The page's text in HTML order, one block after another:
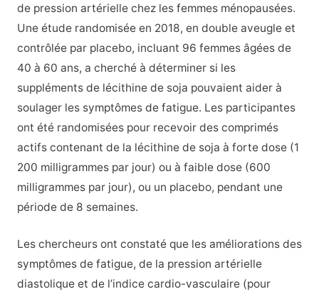
de pression artérielle chez les femmes ménopausées.
Une étude randomisée en 2018, en double aveugle et
contrôlée par placebo, incluant 96 femmes âgées de
40 à 60 ans, a cherché à déterminer si les
suppléments de lécithine de soja pouvaient aider à
soulager les symptômes de fatigue. Les participantes
ont été randomisées pour recevoir des comprimés
actifs contenant de la lécithine de soja à forte dose (1
200 milligrammes par jour) ou à faible dose (600
milligrammes par jour), ou un placebo, pendant une
période de 8 semaines.
Les chercheurs ont constaté que les améliorations des
symptômes de fatigue, de la pression artérielle
diastolique et de l’indice cardio-vasculaire (pour